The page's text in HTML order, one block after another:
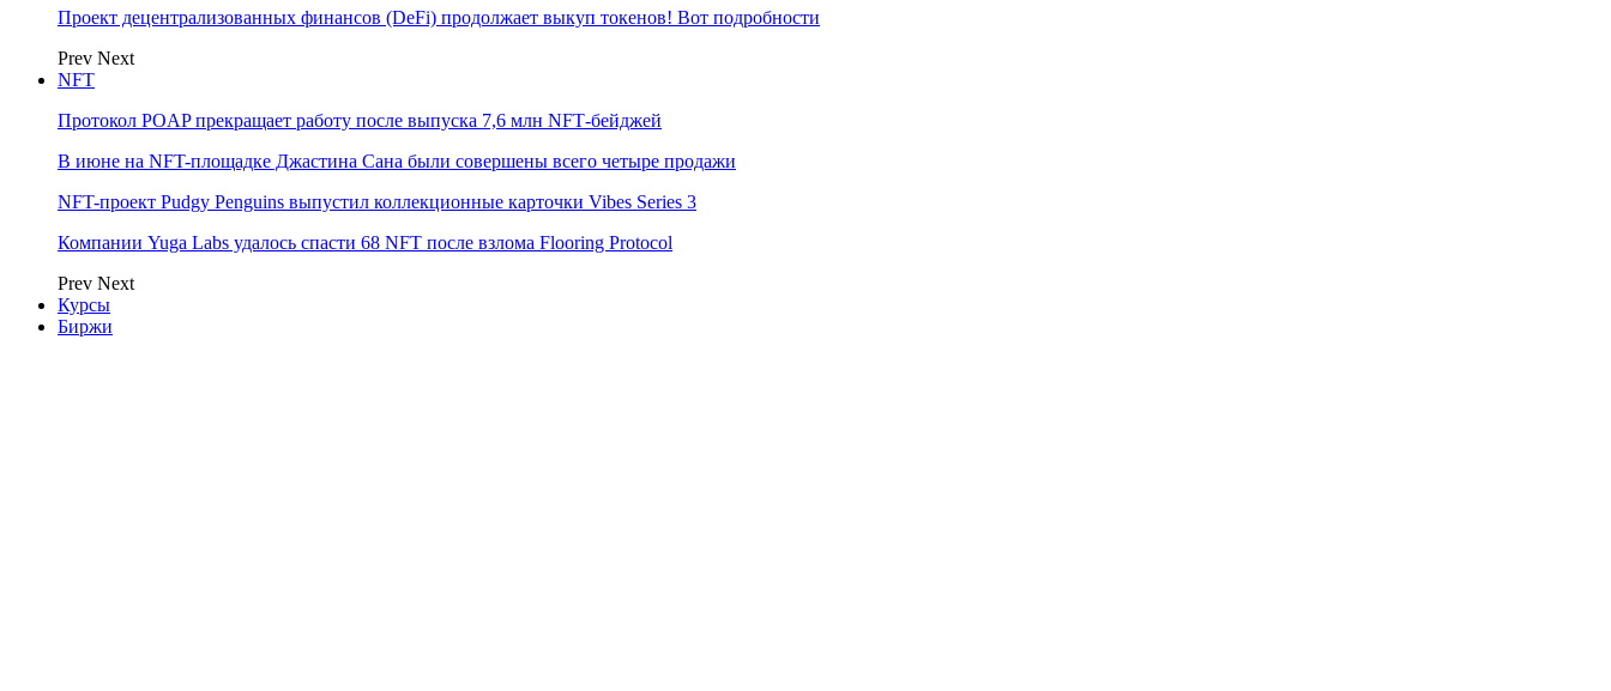
Проект децентрализованных финансов (DeFi) продолжает выкуп токенов! Вот подробности
Prev Next
NFT
Протокол POAP прекращает работу после выпуска 7,6 млн NFT‑бейджей
В июне на NFT-площадке Джастина Сана были совершены всего четыре продажи
NFT-проект Pudgy Penguins выпустил коллекционные карточки Vibes Series 3
Компании Yuga Labs удалось спасти 68 NFT после взлома Flooring Protocol
Prev Next
Курсы
Биржи